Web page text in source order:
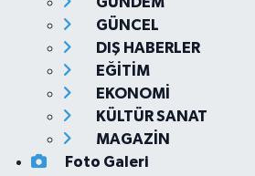
GÜNCEL
DIŞ HABERLER
EĞİTİM
EKONOMİ
KÜLTÜR SANAT
MAGAZİN
Foto Galeri